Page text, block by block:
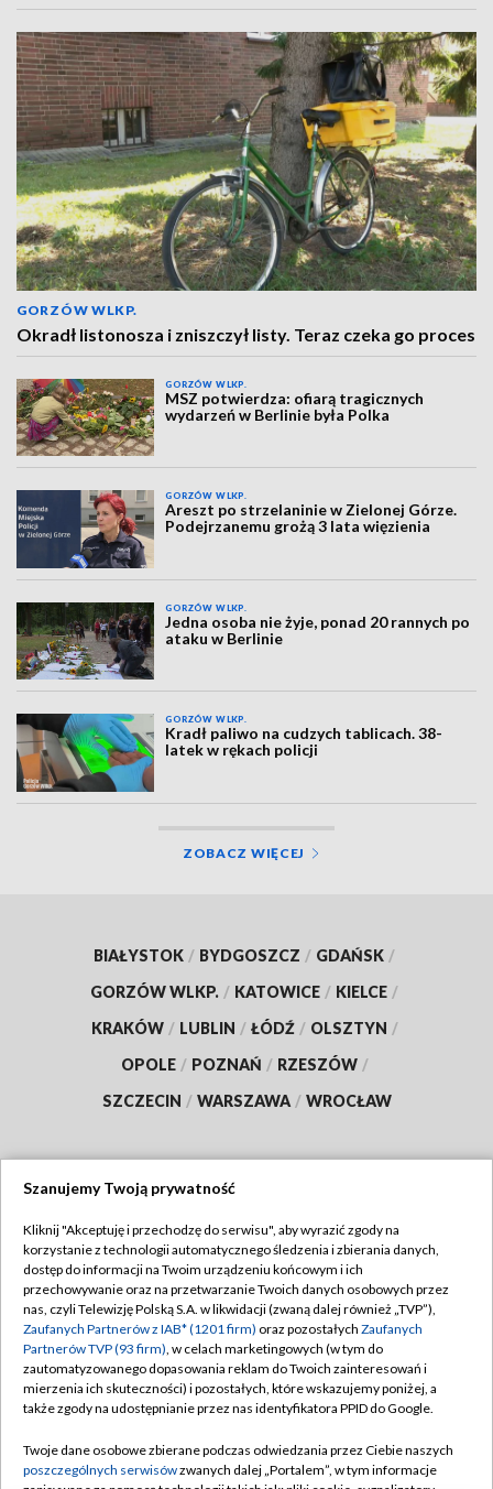
GORZÓW WLKP.
Okradł listonosza i zniszczył listy. Teraz czeka go proces
GORZÓW WLKP.
MSZ potwierdza: ofiarą tragicznych
wydarzeń w Berlinie była Polka
GORZÓW WLKP.
Areszt po strzelaninie w Zielonej Górze.
Podejrzanemu grożą 3 lata więzienia
GORZÓW WLKP.
Jedna osoba nie żyje, ponad 20 rannych po
ataku w Berlinie
GORZÓW WLKP.
Kradł paliwo na cudzych tablicach. 38-
latek w rękach policji
ZOBACZ WIĘCEJ
BIAŁYSTOK / BYDGOSZCZ / GDAŃSK /
GORZÓW WLKP. / KATOWICE / KIELCE /
KRAKÓW / LUBLIN / ŁÓDŹ / OLSZTYN /
OPOLE / POZNAŃ / RZESZÓW /
SZCZECIN / WARSZAWA / WROCŁAW
TVP
Abonament TVP
Emisja w TVP
Centrum informacji TVP
Naziemna Telewizja Cyfrowa
Rada Programowa
Regulamin TVP
Polityka prywatności
Moje zgody
Pomoc
Kontakt
Szanujemy Twoją prywatność
Kliknij "Akceptuję i przechodzę do serwisu", aby wyrazić zgody na
korzystanie z technologii automatycznego śledzenia i zbierania danych,
dostęp do informacji na Twoim urządzeniu końcowym i ich
przechowywanie oraz na przetwarzanie Twoich danych osobowych przez
nas, czyli Telewizję Polską S.A. w likwidacji (zwaną dalej również „TVP”),
Zaufanych Partnerów z IAB* (1201 firm) oraz pozostałych Zaufanych
Partnerów TVP (93 firm), w celach marketingowych (w tym do
zautomatyzowanego dopasowania reklam do Twoich zainteresowań i
mierzenia ich skuteczności) i pozostałych, które wskazujemy poniżej, a
także zgody na udostępnianie przez nas identyfikatora PPID do Google.
Twoje dane osobowe zbierane podczas odwiedzania przez Ciebie naszych
poszczególnych serwisówzwanych dalej „Portalem”, w tym informacje